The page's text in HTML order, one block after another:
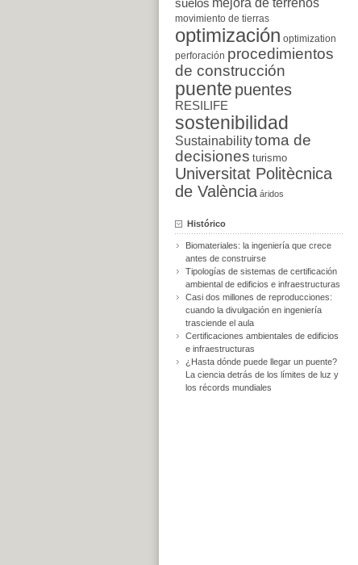
movimiento de tierras
optimización optimization
perforación procedimientos
de construcción
puente puentes
RESILIFE
sostenibilidad
Sustainabilitytoma de
decisiones turismo
Universitat Politècnica
de València áridos
Histórico
Biomateriales: la ingeniería que crece
antes de construirse
Tipologías de sistemas de certificación
ambiental de edificios e infraestructuras
Casi dos millones de reproducciones:
cuando la divulgación en ingeniería
trasciende el aula
Certificaciones ambientales de edificios
e infraestructuras
¿Hasta dónde puede llegar un puente?
La ciencia detrás de los límites de luz y
los récords mundiales